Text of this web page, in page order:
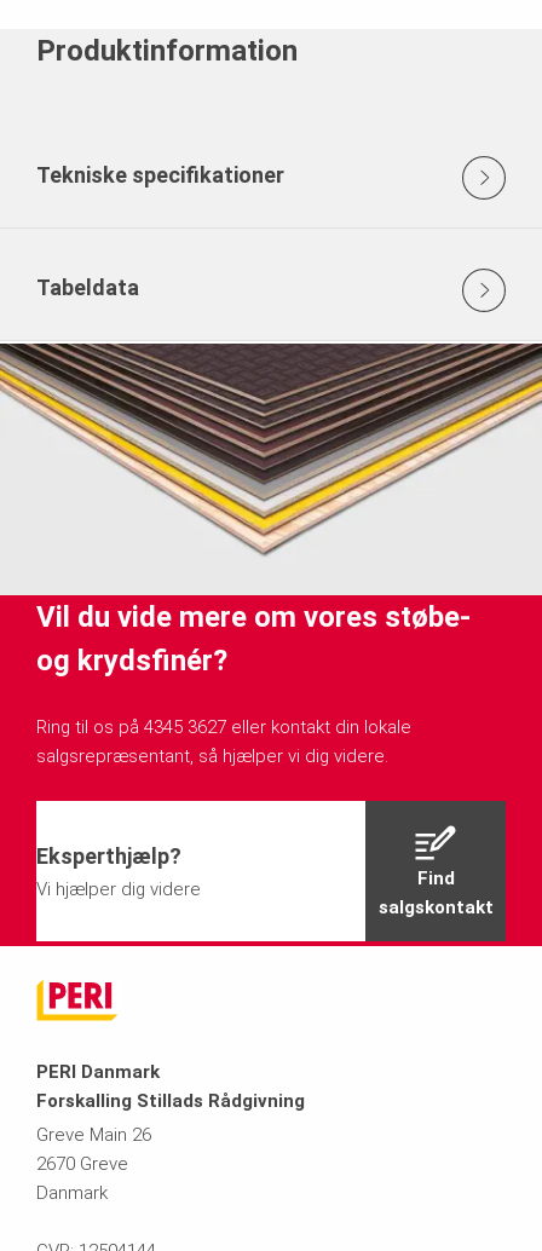
Produktinformation
Tekniske specifikationer
Tabeldata
Vil du vide mere om vores støbe-
og krydsfinér?
Ring til os på 4345 3627 eller kontakt din lokale
salgsrepræsentant, så hjælper vi dig videre.
Eksperthjælp?
Vi hjælper dig videre
Find
salgskontakt
PERI Danmark
Forskalling Stillads Rådgivning
Greve Main 26
2670 Greve
Danmark